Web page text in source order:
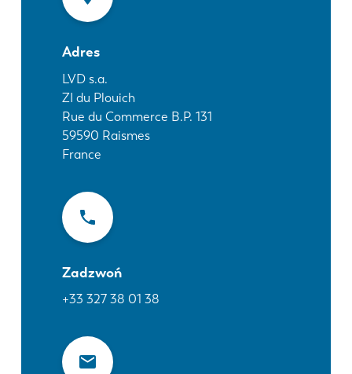
Adres
LVD s.a.
ZI du Plouich
Rue du Commerce B.P. 131
59590 Raismes
France
Zadzwoń
+33 327 38 01 38
Odkryj LVD
Realizacje
Wydarzenia
Centrum zasobów
Branże i rozwiązania
Oferty pracy
Kontakt